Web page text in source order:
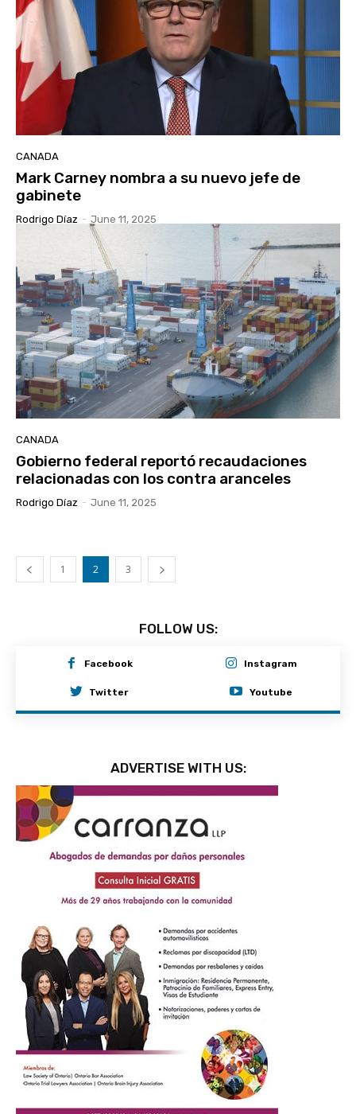
CANADA
Mark Carney nombra a su nuevo jefe de
gabinete
Rodrigo Díaz - June 11, 2025
CANADA
Gobierno federal reportó recaudaciones
relacionadas con los contra aranceles
Rodrigo Díaz - June 11, 2025
1 2 3
FOLLOW US:
Facebook Instagram
Twitter Youtube
ADVERTISE WITH US: